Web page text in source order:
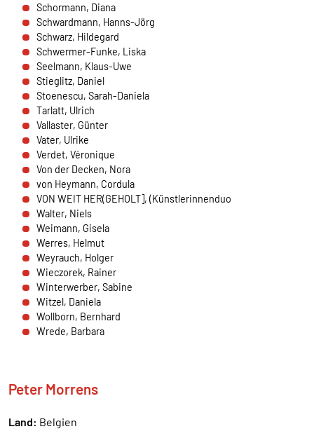
Schormann, Diana
Schwardmann, Hanns-Jörg
Schwarz, Hildegard
Schwermer-Funke, Liska
Seelmann, Klaus-Uwe
Stieglitz, Daniel
Stoenescu, Sarah-Daniela
Tarlatt, Ulrich
Vallaster, Günter
Vater, Ulrike
Verdet, Véronique
Von der Decken, Nora
von Heymann, Cordula
VON WEIT HER(GEHOLT], (Künstlerinnenduo
Walter, Niels
Weimann, Gisela
Werres, Helmut
Weyrauch, Holger
Wieczorek, Rainer
Winterwerber, Sabine
Witzel, Daniela
Wollborn, Bernhard
Wrede, Barbara
Peter Morrens
Land: Belgien
Cookie Laufzeit:
Dauer der Sitzung
EXTERNE MEDIEN
Um Inhalte von Videoplattformen und Social Media
Plattformen anzeigen zu können, werden von diesen
externen Medien Cookies gesetzt.
Google Maps und Google Fonts
Name:
_ga, _gid, _gat_*, test_cookie
Anbieter:
Google Ireland Limited Gordon House, Barrow
Street Dublin 4 Irland
Zweck:
Anzeige von Google Maps Karten
Cookie Laufzeit: